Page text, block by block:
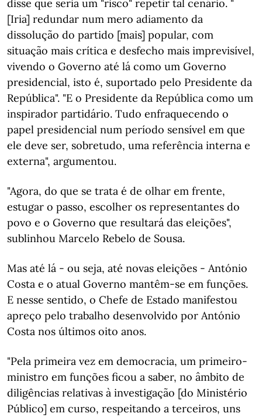
disse que seria um "risco" repetir tal cenário. "
[Iria] redundar num mero adiamento da
dissolução do partido [mais] popular, com
situação mais crítica e desfecho mais imprevisível,
vivendo o Governo até lá como um Governo
presidencial, isto é, suportado pelo Presidente da
República". "E o Presidente da República como um
inspirador partidário. Tudo enfraquecendo o
papel presidencial num período sensível em que
ele deve ser, sobretudo, uma referência interna e
externa", argumentou.
"Agora, do que se trata é de olhar em frente,
estugar o passo, escolher os representantes do
povo e o Governo que resultará das eleições",
sublinhou Marcelo Rebelo de Sousa.
Mas até lá - ou seja, até novas eleições - António
Costa e o atual Governo mantêm-se em funções.
E nesse sentido, o Chefe de Estado manifestou
apreço pelo trabalho desenvolvido por António
Costa nos últimos oito anos.
"Pela primeira vez em democracia, um primeiro-
ministro em funções ficou a saber, no âmbito de
diligências relativas à investigação [do Ministério
Público] em curso, respeitando a terceiros, uns